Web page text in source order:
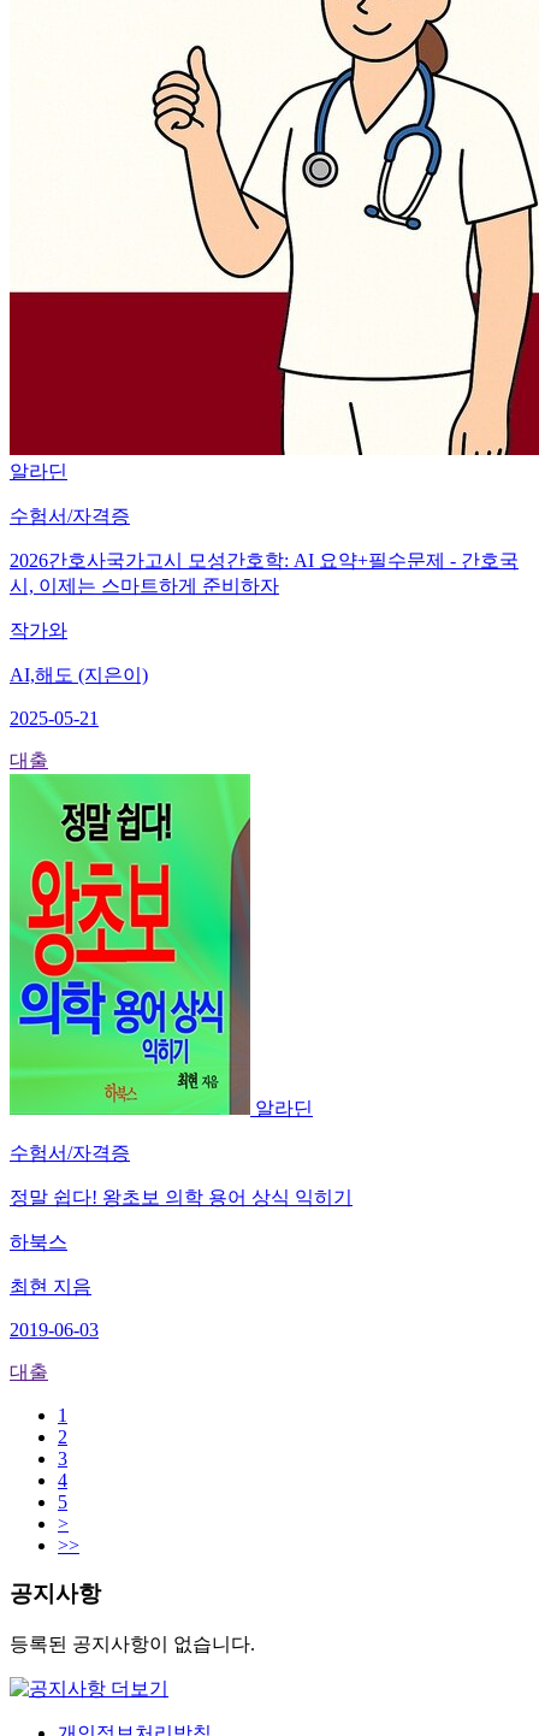
알라딘
수험서/자격증
2026간호사국가고시 모성간호학: AI 요약+필수문제 - 간호국
시, 이제는 스마트하게 준비하자
작가와
AI,해도 (지은이)
2025-05-21
대출
알라딘
수험서/자격증
정말 쉽다! 왕초보 의학 용어 상식 익히기
하북스
최현 지음
2019-06-03
대출
1
2
3
4
5
>
>>
공지사항
등록된 공지사항이 없습니다.